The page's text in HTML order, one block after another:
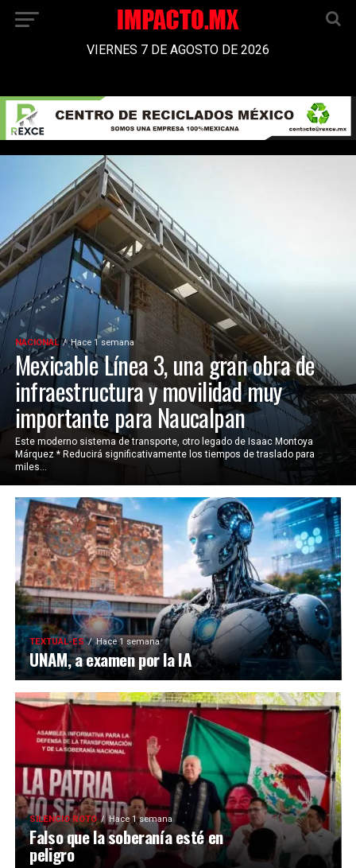
VIERNES 7 DE AGOSTO DE 2026
NACIONAL Hace 1 semana
Mexicable Línea 3, una gran obra de
infraestructura y movilidad muy
importante para Naucalpan
Este moderno sistema de transporte, otro legado de Isaac Montoya
Márquez * Reducirá significativamente los tiempos de traslado para
miles...
TEXTUAL-ES Hace 1 semana
UNAM, a examen por la IA
SILENCIO ROTO Hace 1 semana
Falso que la soberanía esté en
peligro